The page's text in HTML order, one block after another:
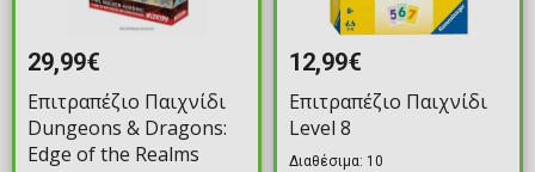
29,99€
Επιτραπέζιο Παιχνίδι
Dungeons & Dragons:
Edge of the Realms
12,99€
Επιτραπέζιο Παιχνίδι
Level 8
Διαθέσιμα: 10